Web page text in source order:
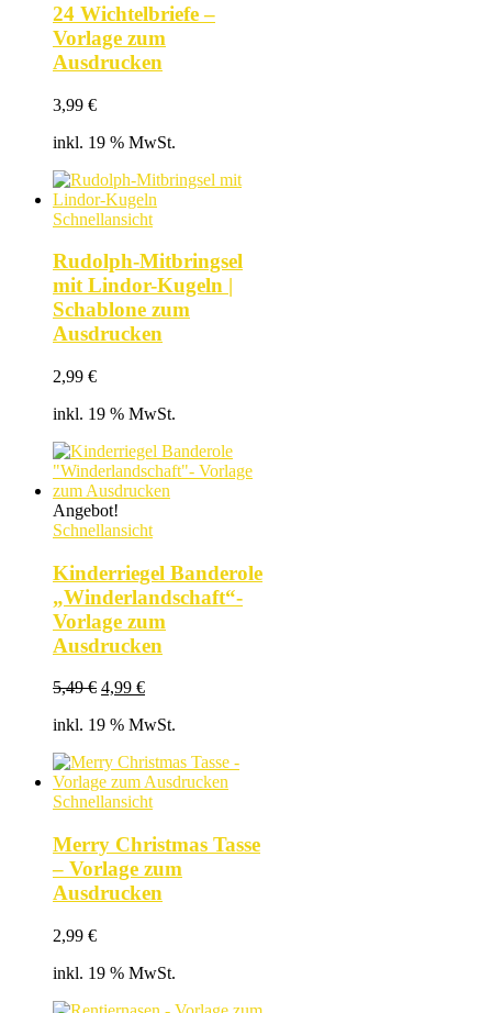
24 Wichtelbriefe –
Vorlage zum
Ausdrucken
3,99 €
inkl. 19 % MwSt.
Schnellansicht
Rudolph-Mitbringsel
mit Lindor-Kugeln |
Schablone zum
Ausdrucken
2,99 €
inkl. 19 % MwSt.
Angebot!
Schnellansicht
Kinderriegel Banderole
„Winderlandschaft“-
Vorlage zum
Ausdrucken
5,49€ Ursprünglicher
war:
4,99 €Aktueller
ist:
inkl. 19 % MwSt.
Schnellansicht
Merry Christmas Tasse
– Vorlage zum
Ausdrucken
2,99 €
inkl. 19 % MwSt.